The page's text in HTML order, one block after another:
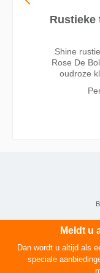
Rustieke
Shine
Rose De
oudroze
katoenen lontje altijd een perfecte vlam,
Meldt u
Dan wordt u altijd als
speciale